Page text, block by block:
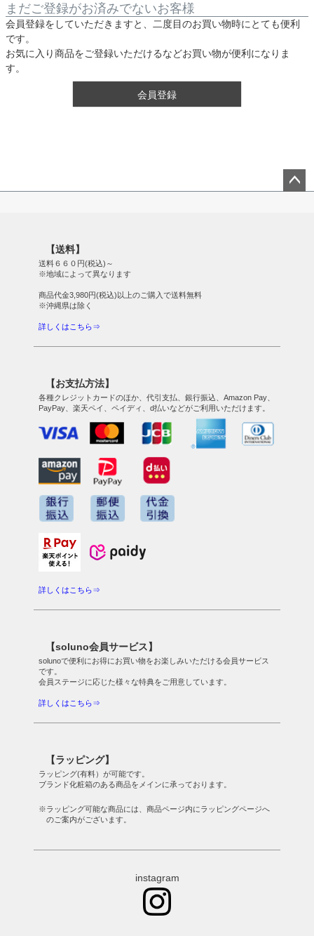
まだご登録がお済みでないお客様
会員登録をしていただきますと、二度目のお買い物時にとても便利
です。
お気に入り商品をご登録いただけるなどお買い物が便利になりま
す。
会員登録
【送料】
送料６６０円(税込)～
※地域によって異なります
商品代金3,980円(税込)以上のご購入で送料無料
※沖縄県は除く
詳しくはこちら⇒
【お支払方法】
各種クレジットカードのほか、代引支払、銀行振込、Amazon Pay、
PayPay、楽天ペイ、ペイディ、d払いなどがご利用いただけます。
詳しくはこちら⇒
【soluno会員サービス】
solunoで便利にお得にお買い物をお楽しみいただける会員サービス
です。
会員ステージに応じた様々な特典をご用意しています。
詳しくはこちら⇒
【ラッピング】
ラッピング(有料）が可能です。
ブランド化粧箱のある商品をメインに承っております。
※ラッピング可能な商品には、商品ページ内にラッピングページへ
のご案内がございます。
instagram